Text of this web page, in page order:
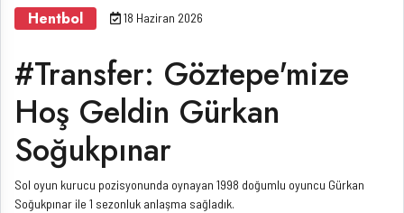
Hentbol 18 Haziran 2026
#Transfer: Göztepe'mize
Hoş Geldin Gürkan
Soğukpınar
Sol oyun kurucu pozisyonunda oynayan 1998 doğumlu oyuncu Gürkan
Soğukpınar ile 1 sezonluk anlaşma sağladık.